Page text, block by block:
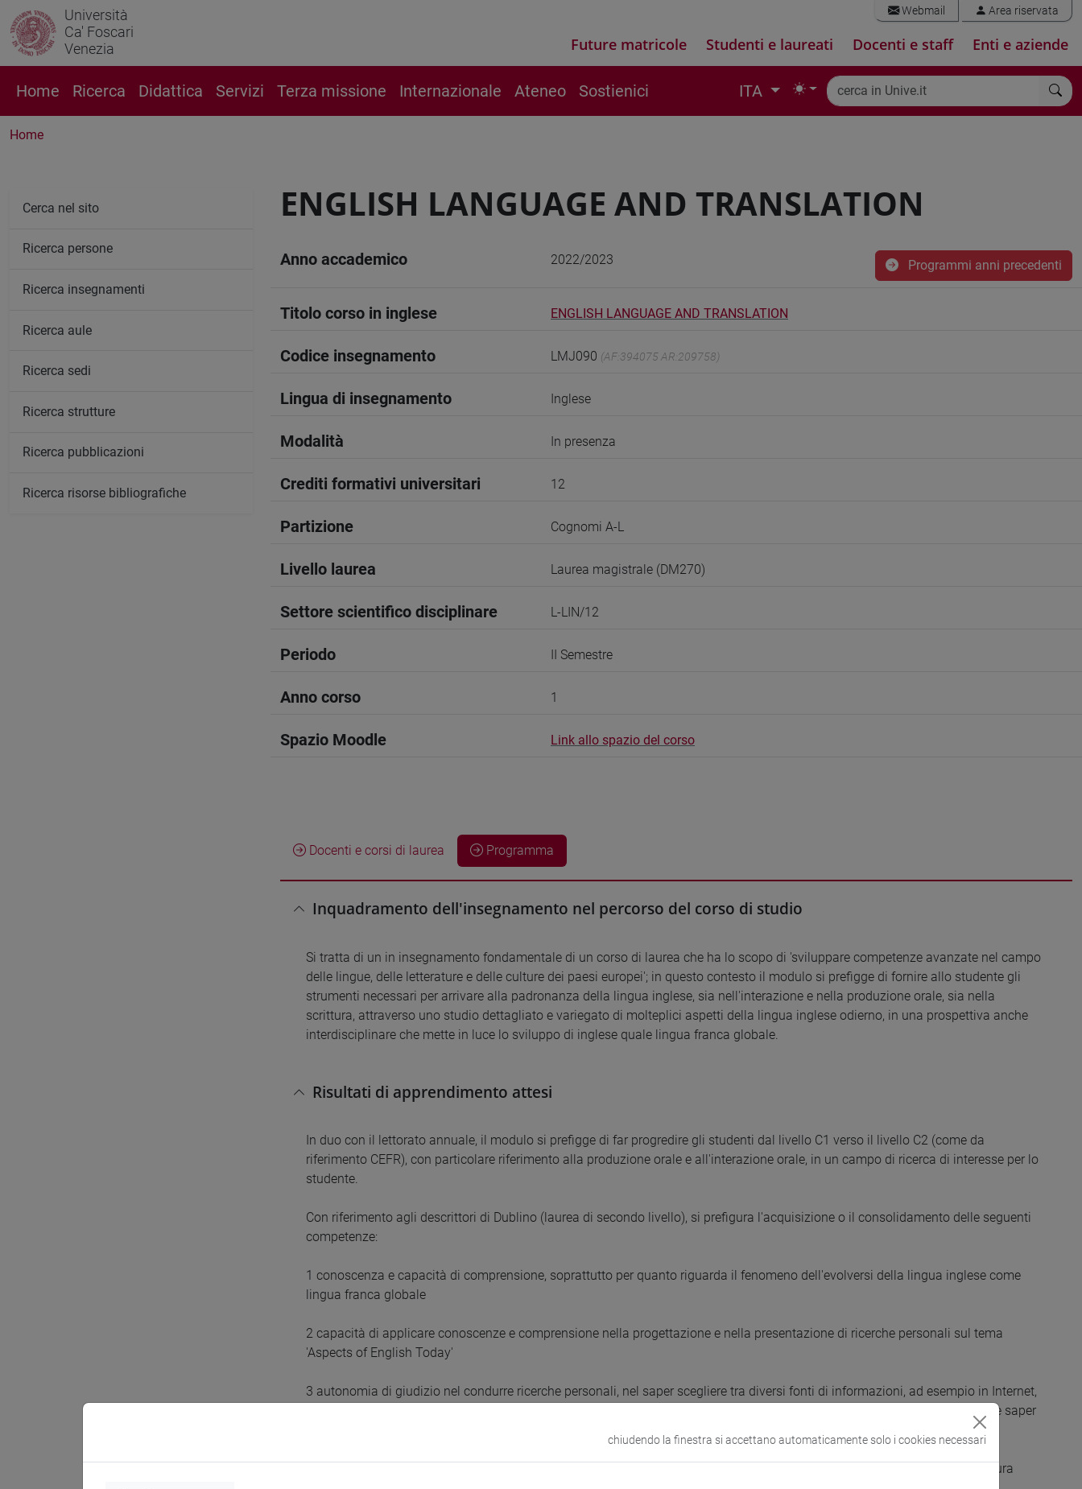
Università
Ca' Foscari
Venezia
Webmail Area riservata
Future matricole Studenti e laureati Docenti e staff Enti e aziende
Home Ricerca Didattica Servizi Terza missione Internazionale Ateneo Sostienici ITA
Home
ENGLISH LANGUAGE AND TRANSLATION
Anno accademico 2022/2023 Programmi anni precedenti
Titolo corso in inglese ENGLISH LANGUAGE AND TRANSLATION
Codice insegnamento LMJ090 (AF:394075 AR:209758)
Lingua di insegnamento Inglese
Modalità In presenza
Crediti formativi universitari 12
Partizione Cognomi A-L
Livello laurea Laurea magistrale (DM270)
Settore scientifico disciplinare L-LIN/12
Periodo II Semestre
Anno corso 1
Spazio Moodle Link allo spazio del corso
Docenti e corsi di laurea Programma
Inquadramento dell'insegnamento nel percorso del corso di studio
Si tratta di un in insegnamento fondamentale di un corso di laurea che ha lo scopo di 'sviluppare competenze avanzate nel campo
delle lingue, delle letterature e delle culture dei paesi europei'; in questo contesto il modulo si prefigge di fornire allo studente gli
strumenti necessari per arrivare alla padronanza della lingua inglese, sia nell'interazione e nella produzione orale, sia nella
scrittura, attraverso uno studio dettagliato e variegato di molteplici aspetti della lingua inglese odierno, in una prospettiva anche
interdisciplinare che mette in luce lo sviluppo di inglese quale lingua franca globale.
Risultati di apprendimento attesi
In duo con il lettorato annuale, il modulo si prefigge di far progredire gli studenti dal livello C1 verso il livello C2 (come da
riferimento CEFR), con particolare riferimento alla produzione orale e all'interazione orale, in un campo di ricerca di interesse per lo
studente.
Con riferimento agli descrittori di Dublino (laurea di secondo livello), si prefigura l'acquisizione o il consolidamento delle seguenti
competenze:
1 conoscenza e capacità di comprensione, soprattutto per quanto riguarda il fenomeno dell'evolversi della lingua inglese come
lingua franca globale
2 capacità di applicare conoscenze e comprensione nella progettazione e nella presentazione di ricerche personali sul tema
'Aspects of English Today'
3 autonomia di giudizio nel condurre ricerche personali, nel saper scegliere tra diversi fonti di informazioni, ad esempio in Internet,
tralasciando quelle meno affidabili, nello sviluppare uno spirito critico- costruttivo verso le presentazioni proprie e dei pari, e saper
4 abilità comunicative al livello C1+/C2 del CEFR, sia per le abilità orali (produzione e interazione), sia per le abilità di scrittura
Cerca nel sito
Ricerca persone
Ricerca insegnamenti
Ricerca aule
Ricerca sedi
Ricerca strutture
Ricerca pubblicazioni
Ricerca risorse bibliografiche
chiudendo la finestra si accettano automaticamente solo i cookies necessari